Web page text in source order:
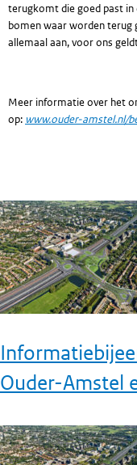
terugkomt die goed past in
bomen waar worden terug
allemaal aan, voor ons
Meer informatie over het
op: www.ouder-amstel.nl/
Ouder-Amstel